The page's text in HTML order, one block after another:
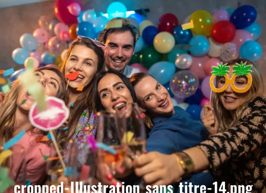
cropped-Illustration_sans_titre-14.png